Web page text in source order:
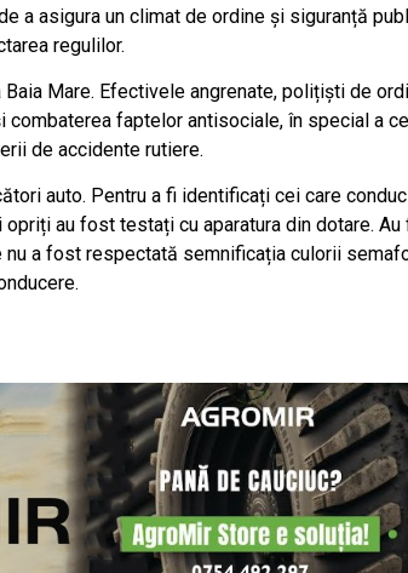
a asigura un climat de ordine și siguranță
regulilor.
Mare. Efectivele angrenate, polițiști de
combaterea faptelor antisociale, în special a
de accidente rutiere.
auto. Pentru a fi identificați cei care
au fost testați cu aparatura din dotare.
nu a fost respectată semnificația culorii